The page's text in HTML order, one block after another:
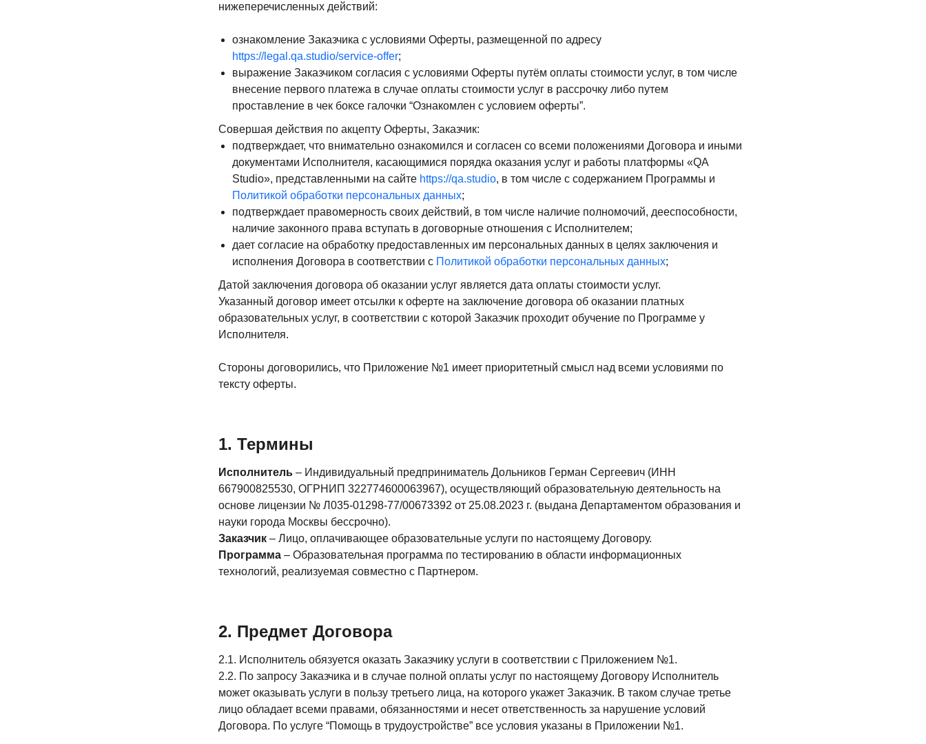
нижеперечисленных действий:
ознакомление Заказчика с условиями Оферты, размещенной по адресу
https://legal.qa.studio/service-offer;
выражение Заказчиком согласия с условиями Оферты путём оплаты стоимости услуг, в том числе
внесение первого платежа в случае оплаты стоимости услуг в рассрочку либо путем
проставление в чек боксе галочки “Ознакомлен с условием оферты”.
Совершая действия по акцепту Оферты, Заказчик:
подтверждает, что внимательно ознакомился и согласен со всеми положениями Договора и иными
документами Исполнителя, касающимися порядка оказания услуг и работы платформы «QA
Studio», представленными на сайте https://qa.studio, в том числе с содержанием Программы и
Политикой обработки персональных данных;
подтверждает правомерность своих действий, в том числе наличие полномочий, дееспособности,
наличие законного права вступать в договорные отношения с Исполнителем;
дает согласие на обработку предоставленных им персональных данных в целях заключения и
исполнения Договора в соответствии с Политикой обработки персональных данных;
Датой заключения договора об оказании услуг является дата оплаты стоимости услуг.
Указанный договор имеет отсылки к оферте на заключение договора об оказании платных
образовательных услуг, в соответствии с которой Заказчик проходит обучение по Программе у
Исполнителя.
Стороны договорились, что Приложение №1 имеет приоритетный смысл над всеми условиями по
тексту оферты.
1. Термины
Исполнитель – Индивидуальный предприниматель Дольников Герман Сергеевич (ИНН
667900825530, ОГРНИП 322774600063967), осуществляющий образовательную деятельность на
основе лицензии № Л035-01298-77/00673392 от 25.08.2023 г. (выдана Департаментом образования и
науки города Москвы бессрочно).
Заказчик – Лицо, оплачивающее образовательные услуги по настоящему Договору.
Программа – Образовательная программа по тестированию в области информационных
технологий, реализуемая совместно с Партнером.
2. Предмет Договора
2.1. Исполнитель обязуется оказать Заказчику услуги в соответствии с Приложением №1.
2.2. По запросу Заказчика и в случае полной оплаты услуг по настоящему Договору Исполнитель
может оказывать услуги в пользу третьего лица, на которого укажет Заказчик. В таком случае третье
лицо обладает всеми правами, обязанностями и несет ответственность за нарушение условий
Договора. По услуге “Помощь в трудоустройстве” все условия указаны в Приложении №1.